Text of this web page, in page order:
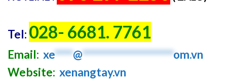
Tel: 028- 6681. 7761
Email: xe****@********************om.vn
Website: xenangtay.vn